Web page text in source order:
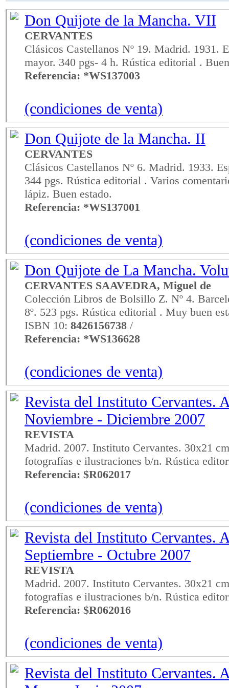
Don Quijote de la Mancha. VII
CERVANTES
Clásicos Castellanos Nº 19. Madrid. 1931.
mayor. 340 pgs- 4 h. Rústica editorial .
Referencia: *WS137003
(condiciones de venta)
Don Quijote de la Mancha. II
CERVANTES
Clásicos Castellanos Nº 6. Madrid. 1933.
344 pgs. Rústica editorial . Varios
lápiz. Buen estado.
Referencia: *WS137001
(condiciones de venta)
Don Quijote de La Mancha.
CERVANTES SAAVEDRA, Miguel de
Colección Libros de Bolsillo Z. Nº 4.
8º. 523 pgs. Rústica editorial . Muy buen
ISBN 10: 8426156738 /
Referencia: *WS136628
(condiciones de venta)
Revista del Instituto Cervantes.
Noviembre - Diciembre 2007
REVISTA
Madrid. 2007. Instituto Cervantes. 30x21
fotografías e ilustraciones b/n. Rústica
Referencia: $R062017
(condiciones de venta)
Revista del Instituto Cervantes.
Septiembre - Octubre 2007
REVISTA
Madrid. 2007. Instituto Cervantes. 30x21
fotografías e ilustraciones b/n. Rústica
Referencia: $R062016
(condiciones de venta)
Revista del Instituto Cervantes.